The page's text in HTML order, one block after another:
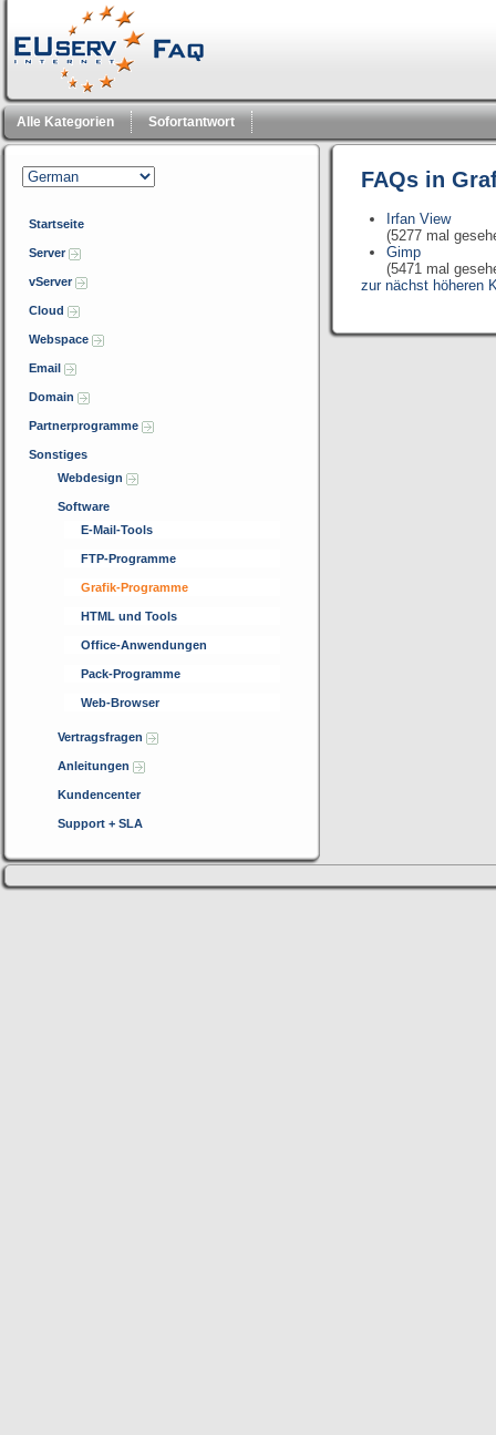
Alle Kategorien Sofortantwort
Startseite
Server
vServer
Cloud
Webspace
Email
Domain
Partnerprogramme
Sonstiges
Webdesign
Software
E-Mail-Tools
FTP-Programme
Grafik-Programme
HTML und Tools
Office-Anwendungen
Pack-Programme
Web-Browser
Vertragsfragen
Anleitungen
Kundencenter
Support + SLA
FAQs in
Irfan View
(5277 mal
Gimp
(5471 mal
zur nächst höheren